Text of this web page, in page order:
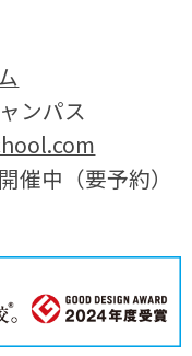
ンパス
中（要予約）